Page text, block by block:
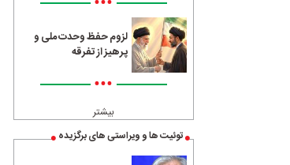
لزوم حفظ وحدت ملی و
پرهیز از تفرقه
•••
بیشتر
توئیت ها و ویراستی های برگزیده